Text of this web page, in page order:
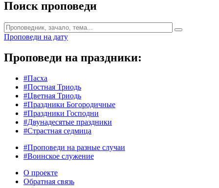
Поиск проповеди
Проповеди на дату
Проповеди на праздники:
#Пасха
#Постная Триодь
#Цветная Триодь
#Праздники Богородичные
#Праздники Господни
#Двунадесятые праздники
#Страстная седмица
#Проповеди на разные случаи
#Воинское служение
О проекте
Обратная связь